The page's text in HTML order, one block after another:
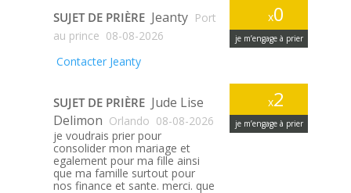
x0
je m’engage à prier
SUJET DE PRIÈRE Jeanty Port
au prince 08-08-2026
Contacter Jeanty
x2
je m’engage à prier
SUJET DE PRIÈRE Jude Lise
Delimon Orlando 08-08-2026
je voudrais prier pour
consolider mon mariage et
egalement pour ma fille ainsi
que ma famille surtout pour
nos finance et sante. merci. que